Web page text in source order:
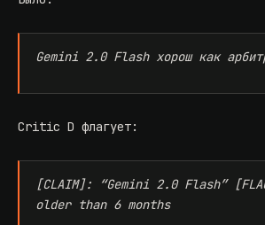
Gemini 2.0 Flash хорош как
Critic D флагует:
[CLAIM]: “Gemini 2.0 Flash”
older than 6 months